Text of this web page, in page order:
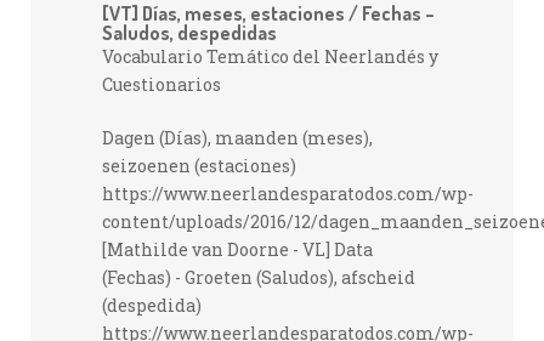
[VT] Días, meses, estaciones / Fechas –
Saludos, despedidas
Vocabulario Temático del Neerlandés y
Cuestionarios
Dagen (Días), maanden (meses),
seizoenen (estaciones)
https://www.neerlandesparatodos.com/wp-
content/uploads/2016/12/
[Mathilde van Doorne - VL] Data
(Fechas) - Groeten (Saludos), afscheid
(despedida)
https://www.neerlandesparatodos.com/wp-